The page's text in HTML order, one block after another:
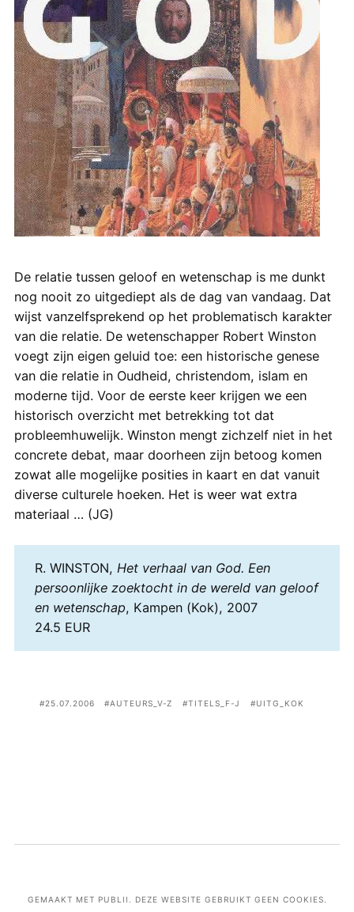
De relatie tussen geloof en wetenschap is me dunkt
nog nooit zo uitgediept als de dag van vandaag. Dat
wijst vanzelfsprekend op het problematisch karakter
van die relatie. De wetenschapper Robert Winston
voegt zijn eigen geluid toe: een historische genese
van die relatie in Oudheid, christendom, islam en
moderne tijd. Voor de eerste keer krijgen we een
historisch overzicht met betrekking tot dat
probleemhuwelijk. Winston mengt zichzelf niet in het
concrete debat, maar doorheen zijn betoog komen
zowat alle mogelijke posities in kaart en dat vanuit
diverse culturele hoeken. Het is weer wat extra
materiaal … (JG)
R. WINSTON, Het verhaal van God. Een
persoonlijke zoektocht in de wereld van geloof
en wetenschap, Kampen (Kok), 2007
24.5 EUR
25.07.2006 AUTEURS_V-Z TITELS_F-J UITG_KOK
GEMAAKT MET PUBLII. DEZE WEBSITE GEBRUIKT GEEN COOKIES.